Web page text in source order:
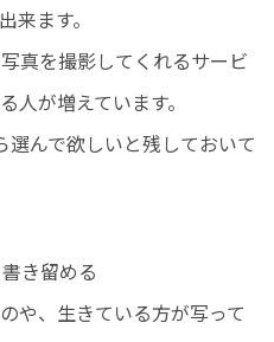
来ます。
真を撮影してくれるサービ
人が増えています。
んで欲しいと残しておいて
き留める
や、生きている方が写って